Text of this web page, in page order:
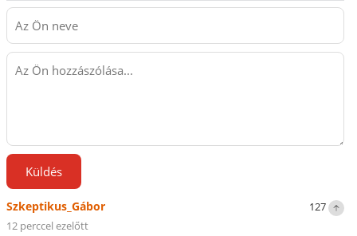
Küldés
127
Szkeptikus_Gábor
12 perccel ezelőtt